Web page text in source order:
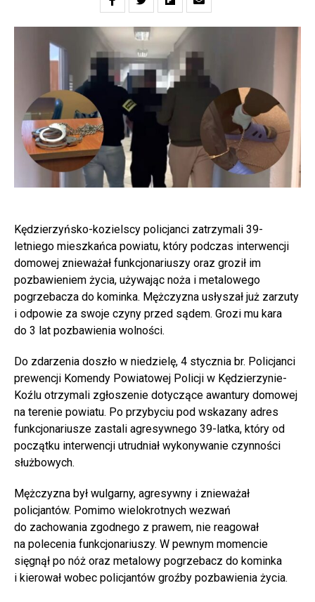
Kędzierzyńsko-kozielscy policjanci zatrzymali 39-
letniego mieszkańca powiatu, który podczas interwencji
domowej znieważał funkcjonariuszy oraz groził im
pozbawieniem życia, używając noża i metalowego
pogrzebacza do kominka. Mężczyzna usłyszał już zarzuty
i odpowie za swoje czyny przed sądem. Grozi mu kara
do 3 lat pozbawienia wolności.
Do zdarzenia doszło w niedzielę, 4 stycznia br. Policjanci
prewencji Komendy Powiatowej Policji w Kędzierzynie-
Koźlu otrzymali zgłoszenie dotyczące awantury domowej
na terenie powiatu. Po przybyciu pod wskazany adres
funkcjonariusze zastali agresywnego 39-latka, który od
początku interwencji utrudniał wykonywanie czynności
służbowych.
Mężczyzna był wulgarny, agresywny i znieważał
policjantów. Pomimo wielokrotnych wezwań
do zachowania zgodnego z prawem, nie reagował
na polecenia funkcjonariuszy. W pewnym momencie
sięgnął po nóż oraz metalowy pogrzebacz do kominka
i kierował wobec policjantów groźby pozbawienia życia.